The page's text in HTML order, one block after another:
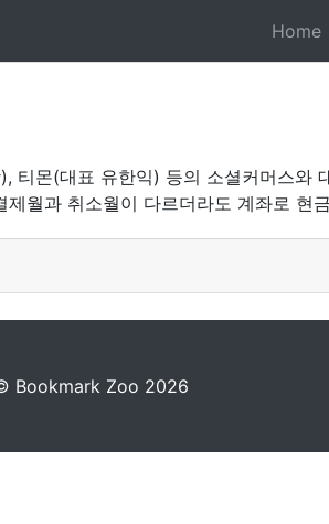
Home
몬(대표 유한익) 등의 소셜커머스와
월과 취소월이 다르더라도 계좌로 현
Bookmark Zoo 2026